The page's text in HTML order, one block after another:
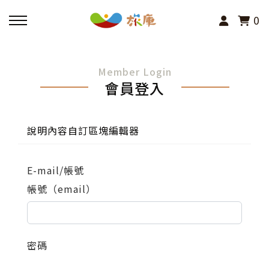
0
小旅行及主題導覽
講座、體驗與課程
其他活動
Member Login
會員登入
說明內容自訂區塊編輯器
E-mail/帳號
帳號（email）
密碼